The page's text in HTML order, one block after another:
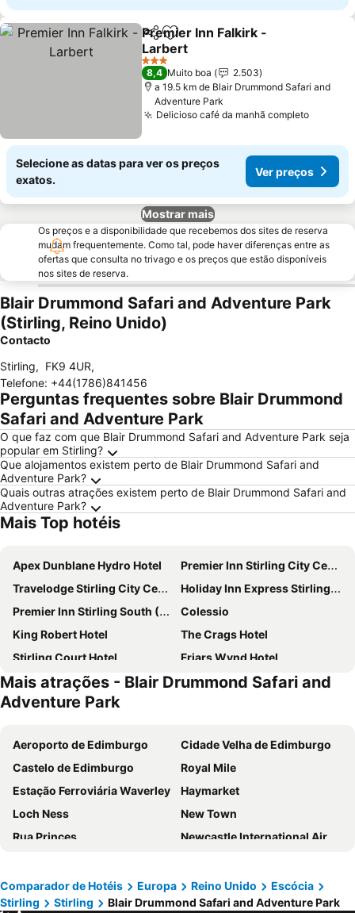
PartilharAdicionar aos favoritos
Premier Inn Falkirk -
Larbert
3 Estrelas
8,4 Muito boa
2.503
a 19.5 km de Blair Drummond Safari and
Adventure Park
Delicioso café da manhã completo
Selecione as datas para ver os preços
exatos.
Ver preços
Mostrar mais
Os preços e a disponibilidade que recebemos dos sites de reserva
mudam frequentemente. Como tal, pode haver diferenças entre as
ofertas que consulta no trivago e os preços que estão disponíveis
nos sites de reserva.
Blair Drummond Safari and Adventure Park
(Stirling, Reino Unido)
Contacto
Stirling, FK9 4UR,
Telefone: +44(1786)841456
Perguntas frequentes sobre Blair Drummond
Safari and Adventure Park
O que faz com que Blair Drummond Safari and Adventure Park seja
popular em Stirling?
Que alojamentos existem perto de Blair Drummond Safari and
Adventure Park?
Quais outras atrações existem perto de Blair Drummond Safari and
Adventure Park?
Mais Top hotéis
Apex Dunblane Hydro Hotel
Premier Inn Stirling City Centre
Travelodge Stirling City Centre
Holiday Inn Express Stirling by IHG
Premier Inn Stirling South (M9, J9) hotel
Colessio
King Robert Hotel
The Crags Hotel
Stirling Court Hotel
Friars Wynd Hotel
Highland Gate, Stirling by Marston's Inns
Dalgair House Hotel
Travelodge Stirling M80
Premier Inn Falkirk - Larbert
The Waverley Hotel
The Allan Park
The Old Rectory Inn
Mais atrações - Blair Drummond Safari and
Adventure Park
Aeroporto de Edimburgo
Cidade Velha de Edimburgo
Castelo de Edimburgo
Royal Mile
Estação Ferroviária Waverley
Haymarket
Loch Ness
New Town
Rua Princes
Newcastle International Airport
Inverness railway station
Glasgow Queen Street
Central Station
Grassmarket
Comparador de Hotéis Europa Reino Unido
Escócia
Stirling
Stirling Blair Drummond Safari and Adventure Park